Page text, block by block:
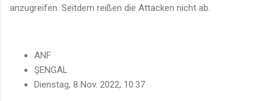
anzugreifen. Seitdem reißen die Attacken nicht ab.
ANF
ŞENGAL
Dienstag, 8 Nov. 2022, 10:37